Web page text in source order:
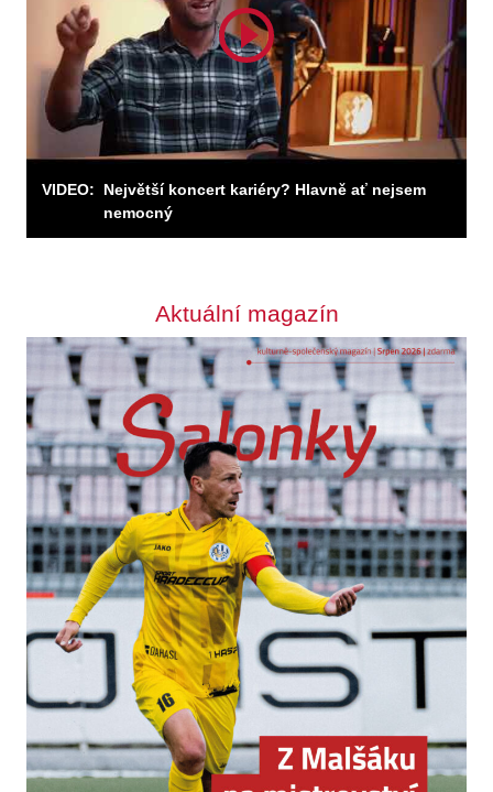
VIDEO:
Největší koncert kariéry? Hlavně ať nejsem
nemocný
Aktuální magazín
Odebírejte zpravodaj